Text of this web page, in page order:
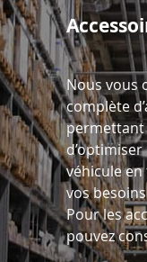
Nous vous
complète
permettant
véhicule
vos
Pour les
pouvez